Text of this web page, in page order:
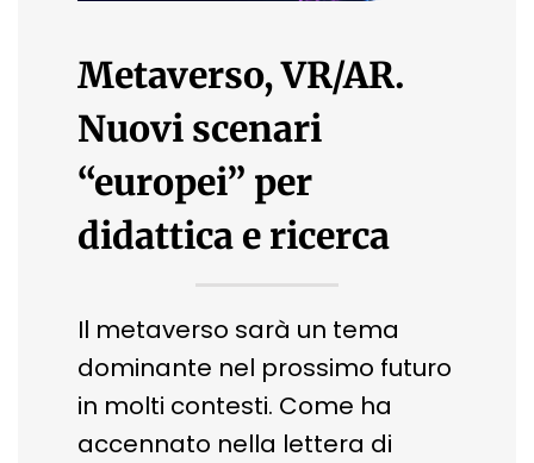
Metaverso, VR/AR.
Nuovi scenari
“europei” per
didattica e ricerca
Il metaverso sarà un tema
dominante nel prossimo futuro
in molti contesti. Come ha
accennato nella lettera di